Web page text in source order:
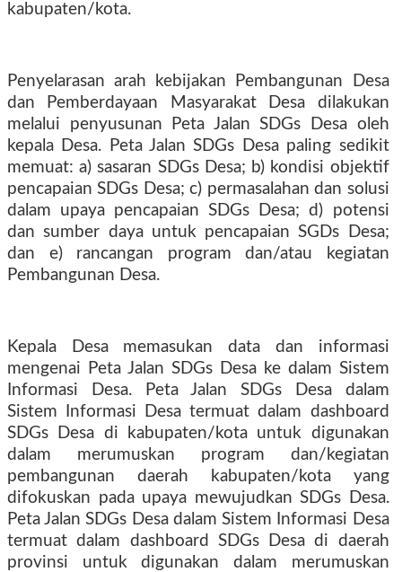
kabupaten/kota.
Penyelarasan arah kebijakan Pembangunan Desa
dan Pemberdayaan Masyarakat Desa dilakukan
melalui penyusunan Peta Jalan SDGs Desa oleh
kepala Desa. Peta Jalan SDGs Desa paling sedikit
memuat: a) sasaran SDGs Desa; b) kondisi objektif
pencapaian SDGs Desa; c) permasalahan dan solusi
dalam upaya pencapaian SDGs Desa; d) potensi
dan sumber daya untuk pencapaian SGDs Desa;
dan e) rancangan program dan/atau kegiatan
Pembangunan Desa.
Kepala Desa memasukan data dan informasi
mengenai Peta Jalan SDGs Desa ke dalam Sistem
Informasi Desa. Peta Jalan SDGs Desa dalam
Sistem Informasi Desa termuat dalam dashboard
SDGs Desa di kabupaten/kota untuk digunakan
dalam merumuskan program dan/kegiatan
pembangunan daerah kabupaten/kota yang
difokuskan pada upaya mewujudkan SDGs Desa.
Peta Jalan SDGs Desa dalam Sistem Informasi Desa
termuat dalam dashboard SDGs Desa di daerah
provinsi untuk digunakan dalam merumuskan